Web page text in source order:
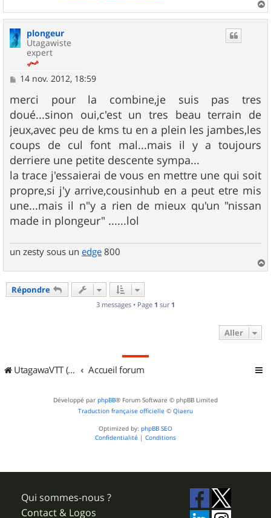
a
plongeur
Utagawiste
expert
M
s
s
a
g
e
14 nov. 2012, 18:59
merci pour la combine,je suis pas tres
doué...sinon oui,c'est un tres beau terrain de
jeux,avec peu de kms tu en a plein les jambes,les
coups de cul font mal...mais il y a toujours
derriere une petite descente sympa...
la trace j'essaierai de vous en mettre une qui soit
propre,si j'y arrive,cousinhub en a peut etre mis
une...mais il n"y a rien de mieux qu'un "nissan
made in plongeur" ......lol
un zesty sous un edge 800
a
Répondre
3 messages • Page 1 sur 1
Aller
UtagawaVTT (Randos VTT et VTTAE avec traces GPS) Accueil forum
Développé par phpBB® Forum Software © phpBB Limited
Traduction française officielle © Qiaeru
Optimized by: phpBB SEO
Confidentialité | Conditions
Qui sommes-nous ?
Contact & Logos